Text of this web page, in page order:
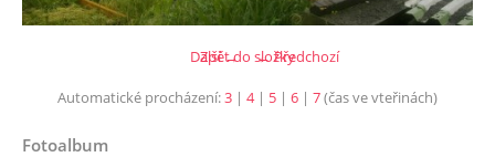
← Předchozí
Další →
Zpět do složky
Automatické procházení:3 | 4| 5 | 6 | 7(čas ve vteřinách)
Fotoalbum